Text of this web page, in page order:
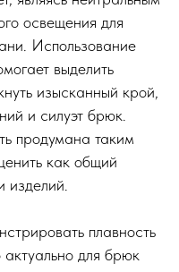
освещения для
Использование
выделить
изысканный крой,
и силуэт брюк.
продумана таким
как общий
изделий.
плавность
для брюк